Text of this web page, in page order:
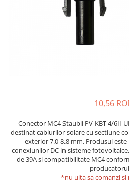
Accesorii stocare
Structura acoperis tigla
Accesorii
Backup Switch
Conectica
10,56
Conector MC4 Staubli PV-KBT 4/6II-
destinat cablurilor solare cu sectiune
exterior 7.0-8.8 mm. Produsul
conexiunilor DC in sisteme
de 39A si compatibilitate MC4
*nu uita sa comanzi si